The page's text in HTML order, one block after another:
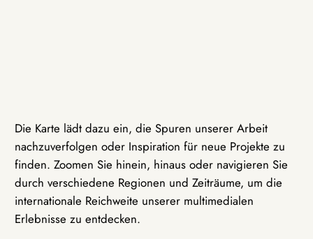
Die Karte lädt dazu ein, die Spuren unserer Arbeit
nachzuverfolgen oder Inspiration für neue Projekte zu
finden. Zoomen Sie hinein, hinaus oder navigieren Sie
durch verschiedene Regionen und Zeiträume, um die
internationale Reichweite unserer multimedialen
Erlebnisse zu entdecken.